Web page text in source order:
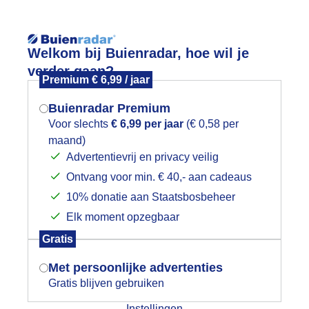
Welkom bij Buienradar, hoe wil je
verder gaan?
Premium € 6,99 / jaar
Buienradar Premium
Voor slechts € 6,99 per jaar (€ 0,58 per
maand)
Advertentievrij en privacy veilig
Ontvang voor min. € 40,- aan cadeaus
10% donatie aan Staatsbosbeheer
Elk moment opzegbaar
Gratis
Met persoonlijke advertenties
Gratis blijven gebruiken
Lees meer.
Foto en video Weerzine
Zoeken in
kwart over 7 kun je de laatste
Mogen we je locatie gebruiken voor
het weer?
Indien je hier nog geen akkoord op hebt
gegeven, verschijnt er zo een pop-up uit
je browser waarin deze toestemming
gevraagd wordt.